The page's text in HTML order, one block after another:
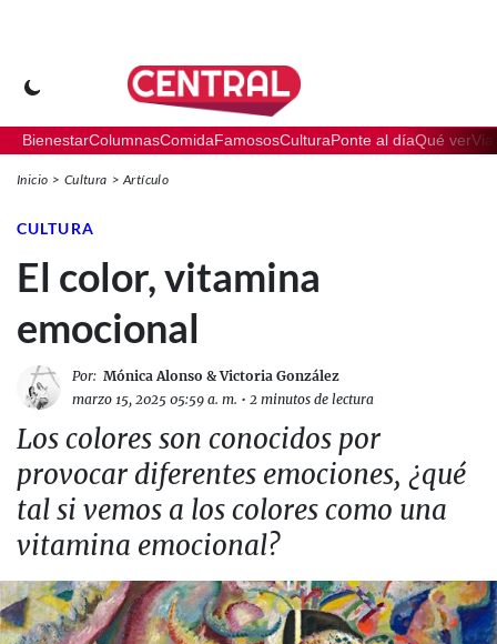
BienestarColumnasComidaFamososCulturaPonte al díaQué ver
Inicio Cultura Artículo
CULTURA
El color, vitamina
emocional
Por: Mónica Alonso & Victoria González
marzo 15, 2025 05:59 a. m. • 2 minutos de lectura
Los colores son conocidos por
provocar diferentes emociones, ¿qué
tal si vemos a los colores como una
vitamina emocional?